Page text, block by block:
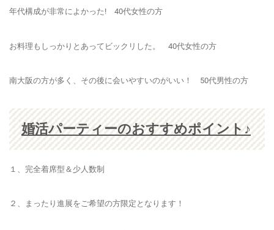
年代構成が非常によかった! 40代女性の方
お料理もしっかりとあってビックリした。 40代女性の方
南大阪の方が多く、その後に会いやすいのがいい！ 50代男性の方
婚活パーティーのおすすめポイント♪
１、完全着席型＆少人数制
２、まったり進展をご希望の方限定 となります！